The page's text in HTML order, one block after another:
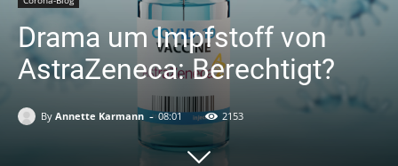
Drama um Impfstoff von
AstraZeneca: Berechtigt?
By Annette Karmann - 08:01 2153